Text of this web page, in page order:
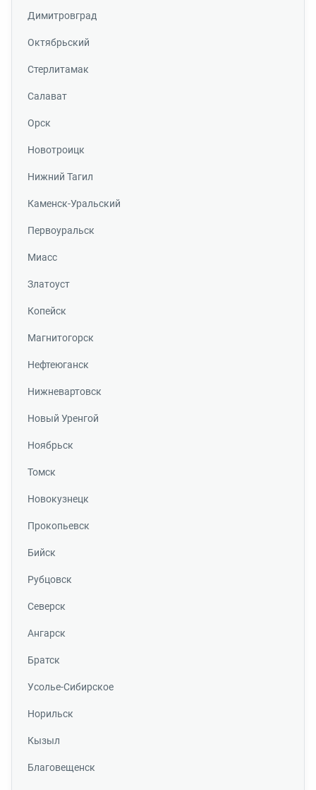
Димитровград
Октябрьский
Стерлитамак
Салават
Орск
Новотроицк
Нижний Тагил
Каменск-Уральский
Первоуральск
Миасс
Златоуст
Копейск
Магнитогорск
Нефтеюганск
Нижневартовск
Новый Уренгой
Ноябрьск
Томск
Новокузнецк
Прокопьевск
Бийск
Рубцовск
Северск
Ангарск
Братск
Усолье-Сибирское
Норильск
Кызыл
Благовещенск